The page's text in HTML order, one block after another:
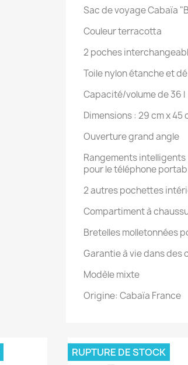
Sac de voyage Cabaïa
Couleur terracotta
2 poches
Toile nylon étanche et
Capacité/volume de 36 l
Dimensions : 29 cm x 45
Ouverture grand angle
Rangements
pour le téléphone
2 autres pochettes
Compartiment à
Bretelles molletonnées
Garantie à vie dans
Modèle mixte
Origine: Cabaïa France
RUPTURE DE STOCK